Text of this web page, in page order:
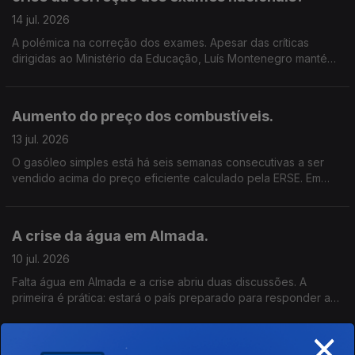
14 jul. 2026
A polémica na correção dos exames. Apesar das críticas
dirigidas ao Ministério da Educação, Luís Montenegro mantém
e as famílias desta situação? Se depois de sexta-feira vierem a
confirmar-se problemas nos resultados da correção das
frágil dentro do Governo?
Aumento do preço dos combustíveis.
13 jul. 2026
O gasóleo simples está há seis semanas consecutivas a ser
vendido acima do preço eficiente calculado pela ERSE. Em
subidas no orçamento das famílias e na atividade das
empresas? Considera aceitável que os preços praticados
ERSE? O que espera das autoridades e do setor para tornar os
preços mais justos e transparentes?
A crise da água em Almada.
10 jul. 2026
Falta água em Almada e a crise abriu duas discussões. A
primeira é prática: estará o país preparado para responder a
quem assume responsabilidades? A autarquia e o Governo